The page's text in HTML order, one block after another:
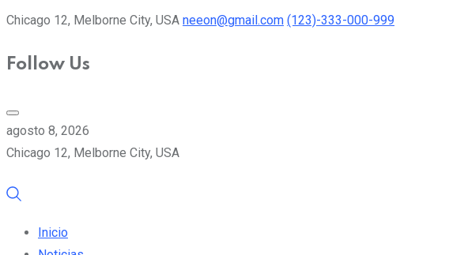
Chicago 12, Melborne City, USA neeon@gmail.com (123)-333-000-999
Follow Us
agosto 8, 2026
Chicago 12, Melborne City, USA
Inicio